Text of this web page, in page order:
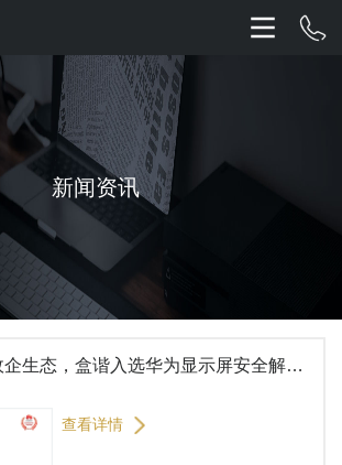
新闻资讯
匠数入驻华为政企生态，盒谐入选华为显示屏安全解决方案
查看详情